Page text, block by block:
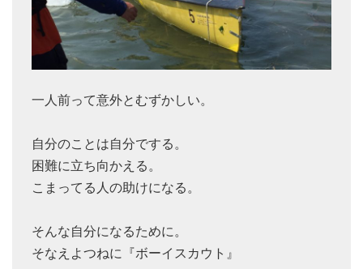
一人前って意外とむずかしい。
自分のことは自分でする。
困難に立ち向かえる。
こまってる人の助けになる。
そんな自分になるために。
そなえよつねに『ボーイスカウト』